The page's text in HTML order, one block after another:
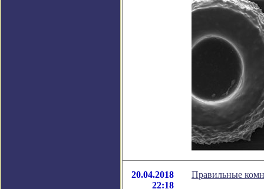
20.04.2018
22:18
Правильные